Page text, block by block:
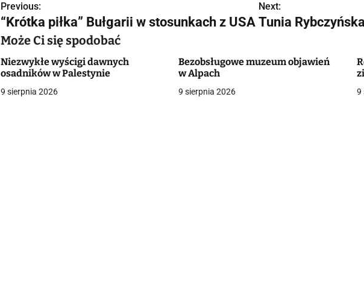
N
a
w
i
Previous:
“Krótka piłka” Bułgarii w stosunkach z USA
Next:
Tunia
Może Ci się spodobać
Niezwykłe wyścigi dawnych
osadników w Palestynie
9 sierpnia 2026
Bezobsługowe muzeum objawień
w Alpach
9 sierpnia 2026 9